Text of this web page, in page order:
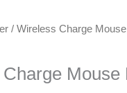
/ Wireless Charge
Mouse